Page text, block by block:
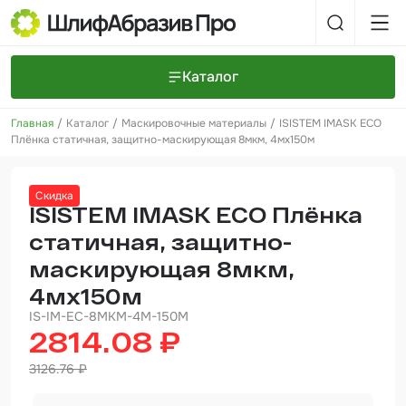
Каталог
О компании
Шлифовальные круги и полоски
Нетканые абразивные материалы
Инструменты
Отвердители
Главная Каталог Маскировочные материалы
ISISTEM IMASK ECO
Плёнка статичная, защитно-маскирующая 8мкм, 4мх150м
Скидка
ISISTEM IMASK ECO Плёнка
статичная, защитно-
маскирующая 8мкм,
4мх150м
IS-IM-EC-8MKM-4M-150M
2814.08 ₽
3126.76 ₽